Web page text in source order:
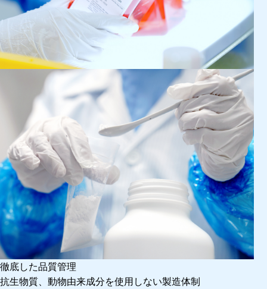
徹底した品質管理
抗生物質、動物由来成分を使用しない製造体制